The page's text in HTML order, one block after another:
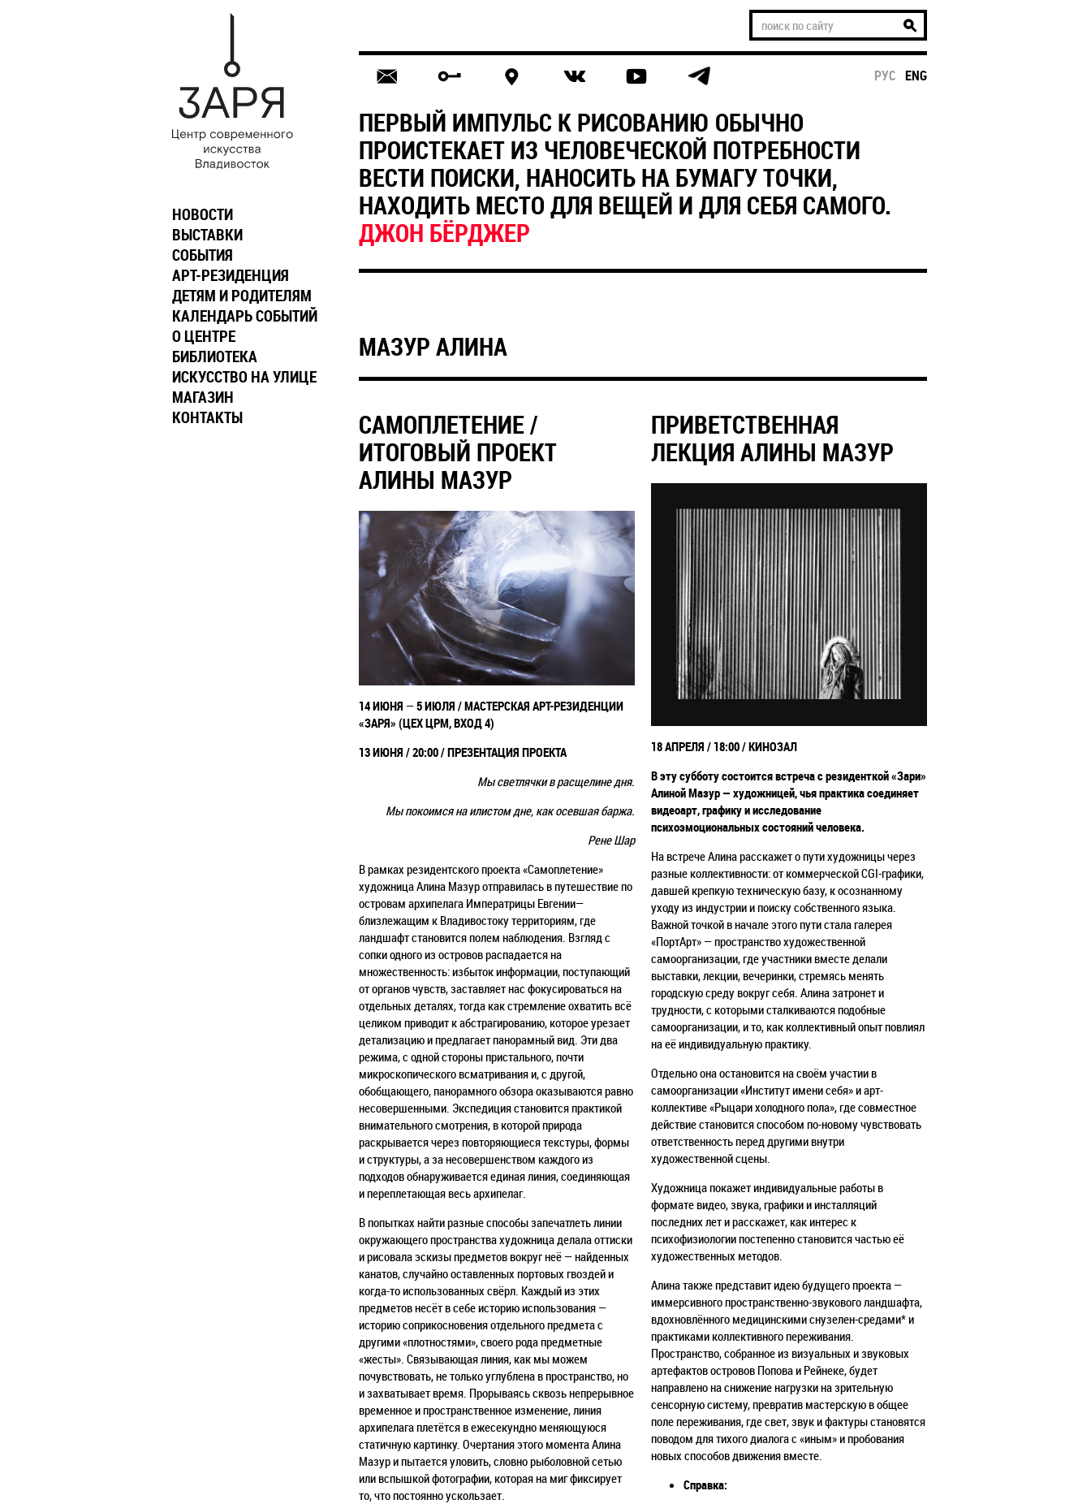
РУС ENG
ПЕРВЫЙ ИМПУЛЬС К РИСОВАНИЮ ОБЫЧНО
ПРОИСТЕКАЕТ ИЗ ЧЕЛОВЕЧЕСКОЙ ПОТРЕБНОСТИ
ВЕСТИ ПОИСКИ, НАНОСИТЬ НА БУМАГУ ТОЧКИ,
НАХОДИТЬ МЕСТО ДЛЯ ВЕЩЕЙ И ДЛЯ СЕБЯ САМОГО.
ДЖОН БЁРДЖЕР
МАЗУР АЛИНА
САМОПЛЕТЕНИЕ /
ИТОГОВЫЙ ПРОЕКТ
АЛИНЫ МАЗУР
14 ИЮНЯ —5 ИЮЛЯ /МАСТЕРСКАЯ АРТ-РЕЗИДЕНЦИИ
«ЗАРЯ» (ЦЕХ ЦРМ, ВХОД 4)
13 ИЮНЯ / 20:00 / ПРЕЗЕНТАЦИЯ ПРОЕКТА
Мы светлячки в расщелине дня.
Мы покоимся на илистом дне, как осевшая баржа.
Рене Шар
В рамках резидентского проекта «Самоплетение»
художница Алина Мазур отправилась в путешествие по
островам архипелага Императрицы Евгении—
близлежащим к Владивостоку территориям, где
ландшафт становится полем наблюдения. Взгляд с
сопки одного из островов распадается на
множественность: избыток информации, поступающий
от органов чувств, заставляет нас фокусироваться на
отдельных деталях, тогда как стремление охватить всё
целиком приводит к абстрагированию, которое урезает
детализацию и предлагает панорамный вид. Эти два
режима, с одной стороны пристального, почти
микроскопического всматривания и, с другой,
обобщающего, панорамного обзора оказываются равно
несовершенными. Экспедиция становится практикой
внимательного смотрения, в которой природа
раскрывается через повторяющиеся текстуры, формы
и структуры, а за несовершенством каждого из
подходов обнаруживается единая линия, соединяющая
и переплетающая весь архипелаг.
В попытках найти разные способы запечатлеть линии
окружающего пространства художница делала оттиски
и рисовала эскизы предметов вокруг неё — найденных
канатов, случайно оставленных портовых гвоздей и
когда-то использованных свёрл. Каждый из этих
предметов несёт в себе историю использования —
историю соприкосновения отдельного предмета с
другими «плотностями», своего рода предметные
«жесты». Связывающая линия, как мы можем
почувствовать, не только углублена в пространство, но
и захватывает время. Прорываясь сквозь непрерывное
временное и пространственное изменение, линия
архипелага плетётся в ежесекундно меняющуюся
статичную картинку. Очертания этого момента Алина
Мазур и пытается уловить, словно рыболовной сетью
или вспышкой фотографии, которая на миг фиксирует
то, что постоянно ускользает.
ПРИВЕТСТВЕННАЯ
ЛЕКЦИЯ АЛИНЫ МАЗУР
18 АПРЕЛЯ / 18:00 / КИНОЗАЛ
В эту субботу состоится встреча с резиденткой «Зари»
Алиной Мазур — художницей, чья практика соединяет
видеоарт, графику и исследование
психоэмоциональных состояний человека.
На встрече Алина расскажет о пути художницы через
разные коллективности: от коммерческой CGI-графики,
давшей крепкую техническую базу, к осознанному
уходу из индустрии и поиску собственного языка.
Важной точкой в начале этого пути стала галерея
«ПортАрт» — пространство художественной
самоорганизации, где участники вместе делали
выставки, лекции, вечеринки, стремясь менять
городскую среду вокруг себя. Алина затронет и
трудности, с которыми сталкиваются подобные
самоорганизации, и то, как коллективный опыт повлиял
на её индивидуальную практику.
Отдельно она остановится на своём участии в
самоорганизации «Институт имени себя» и арт-
коллективе «Рыцари холодного пола», где совместное
действие становится способом по-новому чувствовать
ответственность перед другими внутри
художественной сцены.
Художница покажет индивидуальные работы в
формате видео, звука, графики и инсталляций
последних лет и расскажет, как интерес к
психофизиологии постепенно становится частью её
художественных методов.
Алина также представит идею будущего проекта —
иммерсивного пространственно-звукового ландшафта,
вдохновлённого медицинскими снузелен-средами* и
практиками коллективного переживания.
Пространство, собранное из визуальных и звуковых
артефактов островов Попова и Рейнеке, будет
направлено на снижение нагрузки на зрительную
сенсорную систему, превратив мастерскую в общее
поле переживания, где свет, звук и фактуры становятся
поводом для тихого диалога с «иным» и пробования
новых способов движения вместе.
Справка:
НОВОСТИ
ВЫСТАВКИ
СОБЫТИЯ
АРТ-РЕЗИДЕНЦИЯ
ДЕТЯМ И РОДИТЕЛЯМ
КАЛЕНДАРЬ СОБЫТИЙ
О ЦЕНТРЕ
БИБЛИОТЕКА
ИСКУССТВО НА УЛИЦЕ
МАГАЗИН
КОНТАКТЫ